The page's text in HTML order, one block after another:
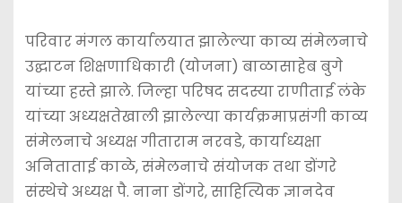
परिवार मंगल कार्यालयात झालेल्या काव्य संमेलनाचे
उद्घाटन शिक्षणाधिकारी (योजना) बाळासाहेब बुगे
यांच्या हस्ते झाले. जिल्हा परिषद सदस्या राणीताई लंके
यांच्या अध्यक्षतेखाली झालेल्या कार्यक्रमाप्रसंगी काव्य
संमेलनाचे अध्यक्ष गीताराम नरवडे, कार्याध्यक्षा
अनिताताई काळे, संमेलनाचे संयोजक तथा डोंगरे
संस्थेचे अध्यक्ष पै. नाना डोंगरे, साहित्यिक ज्ञानदेव